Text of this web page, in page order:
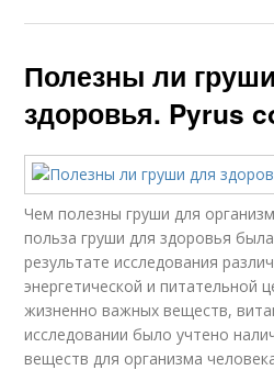
Полезны ли
здоровья. Pyrus
Чем полезны груши для
польза груши для здоровья
результате исследования
энергетической и питательной
жизненно важных веществ,
исследовании было учтено
веществ для организма